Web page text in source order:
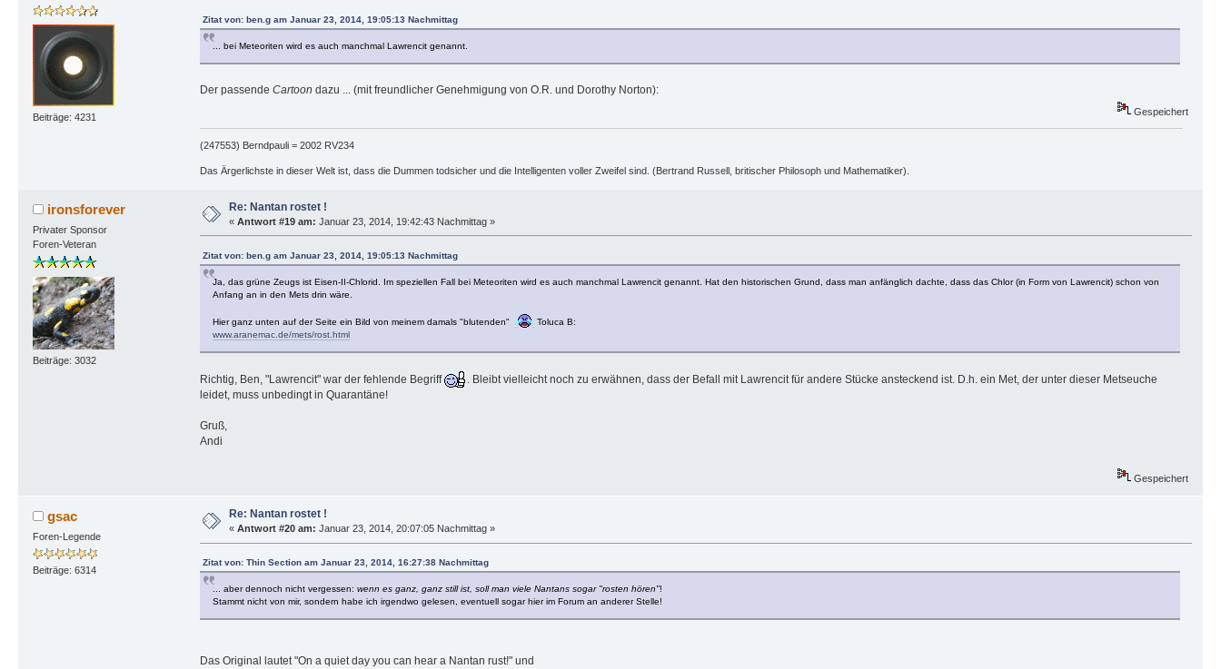
Beiträge: 4231
Zitat von: ben.g am Januar 23, 2014, 19:05:13 Nachmittag
... bei Meteoriten wird es auch manchmal Lawrencit genannt.
Der passende Cartoon dazu ... (mit freundlicher Genehmigung von O.R. und Dorothy Norton):
Gespeichert
(247553) Berndpauli = 2002 RV234
Das Ärgerlichste in dieser Welt ist, dass die Dummen todsicher und die Intelligenten voller Zweifel sind. (Bertrand Russell, britischer Philosoph und Mathematiker).
ironsforever
Privater Sponsor
Foren-Veteran
Beiträge: 3032
Re: Nantan rostet !
« Antwort #19 am: Januar 23, 2014, 19:42:43 Nachmittag »
Zitat von: ben.g am Januar 23, 2014, 19:05:13 Nachmittag
Ja, das grüne Zeugs ist Eisen-II-Chlorid. Im speziellen Fall bei Meteoriten wird es auch manchmal Lawrencit genannt. Hat den historischen Grund, dass man anfänglich dachte, dass das Chlor (in Form von Lawrencit) schon von
Anfang an in den Mets drin wäre.
Hier ganz unten auf der Seite ein Bild von meinem damals "blutenden"
Toluca B:
www.aranemac.de/mets/rost.html
Richtig, Ben, "Lawrencit" war der fehlende Begriff
. Bleibt vielleicht noch zu erwähnen, dass der Befall mit Lawrencit für andere Stücke ansteckend ist. D.h. ein Met, der unter dieser Metseuche
leidet, muss unbedingt in Quarantäne!
Gruß,
Andi
Gespeichert
gsac
Foren-Legende
Beiträge: 6314
Re: Nantan rostet !
« Antwort #20 am: Januar 23, 2014, 20:07:05 Nachmittag »
Zitat von: Thin Section am Januar 23, 2014, 16:27:38 Nachmittag
... aber dennoch nicht vergessen: wenn es ganz, ganz still ist, soll man viele Nantans sogar "rosten hören"!
Stammt nicht von mir, sondern habe ich irgendwo gelesen, eventuell sogar hier im Forum an anderer Stelle!
Das Original lautet "On a quiet day you can hear a Nantan rust!" und